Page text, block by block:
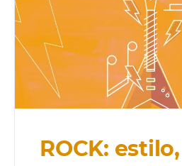
ROCK: estilo,